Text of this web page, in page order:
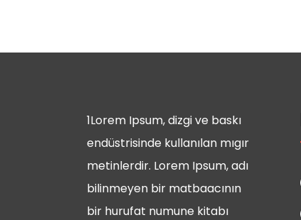
1Lorem Ipsum, dizgi ve baskı
endüstrisinde kullanılan mıgır
metinlerdir. Lorem Ipsum, adı
bilinmeyen bir matbaacının
bir hurufat numune kitabı